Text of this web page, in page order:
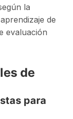
la
de
evaluación
de
para